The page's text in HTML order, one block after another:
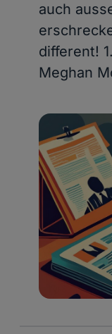
auch
different!
Meghan